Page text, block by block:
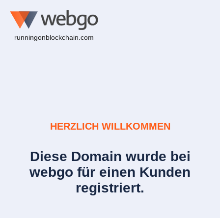
runningonblockchain.com
HERZLICH WILLKOMMEN
Diese Domain wurde bei
webgo für einen Kunden
registriert.